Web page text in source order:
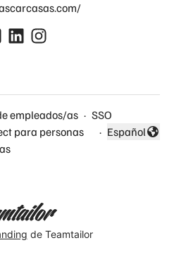
empleados/as · SSO
para personas
·
Cambiar
Español
de Teamtailor